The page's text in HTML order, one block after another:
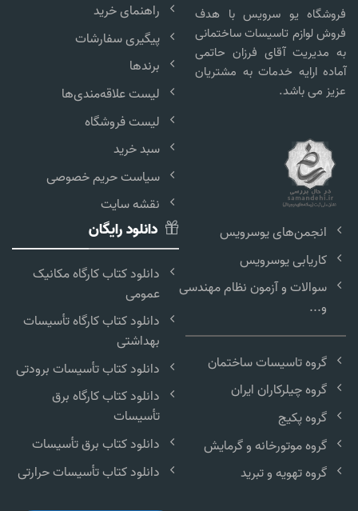
فروشگاه یو سرویس با هدف
فروش لوازم تاسیسات ساختمانی
به مدیریت آقای فرزان حاتمی
آماده ارایه خدمات به مشتریان
عزیز می باشد.
راهنمای خرید
پیگیری سفارشات
برندها
لیست علاقه‌مندی‌ها
لیست فروشگاه
سبد خرید
سیاست حریم خصوصی
نقشه سایت
انجمن‌های یوسرویس
کاریابی یوسرویس
سوالات و آزمون نظام مهندسی
و...
گروه تاسیسات ساختمان
گروه چیلرکاران ایران
گروه پکیج
گروه موتورخانه و گرمایش
گروه تهویه و تبرید
دانلود رایگان
دانلود کتاب کارگاه مکانیک
عمومی
دانلود کتاب کارگاه تأسیسات
بهداشتی
دانلود کتاب تأسیسات برودتی
دانلود کتاب کارگاه برق
تأسیسات
دانلود کتاب برق تأسیسات
دانلود کتاب تأسیسات حرارتی